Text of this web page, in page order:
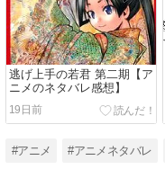
逃げ上手の若君 第二期【ア
ニメのネタバレ感想】
19日前
#アニメ #アニメネタバレ